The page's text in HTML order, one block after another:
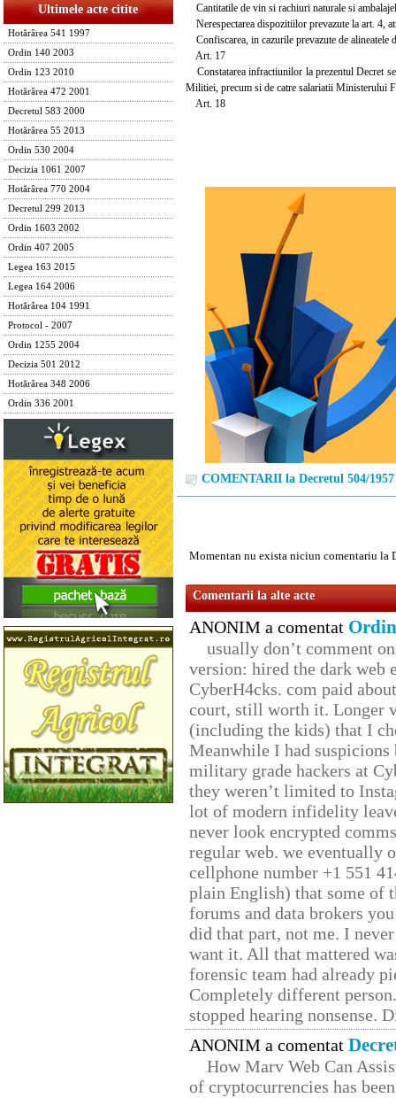
Ultimele acte citite
Hotărârea 541 1997
Ordin 140 2003
Ordin 123 2010
Hotărârea 472 2001
Decretul 583 2000
Hotărârea 55 2013
Ordin 530 2004
Decizia 1061 2007
Hotărârea 770 2004
Decretul 299 2013
Ordin 1603 2002
Ordin 407 2005
Legea 163 2015
Legea 164 2006
Hotărârea 104 1991
Protocol - 2007
Ordin 1255 2004
Decizia 501 2012
Hotărârea 348 2006
Ordin 336 2001
Cantitatile de vin si rachiuri naturale si
Nerespectarea dispozitiilor prevazute la art. 4,
Confiscarea, in cazurile prevazute de alineatele
Art. 17
Constatarea infractiunilor la prezentul Decret se
Militiei, precum si de catre salariatii Ministerului
Art. 18
COMENTARII la Decretul 504/1957
Momentan nu exista niciun comentariu la
Comentarii la alte acte
ANONIM a comentat
usually don’t comment
version: hired the dark web
CyberH4cks. com paid
court, still worth it. Longer
(including the kids) that I
Meanwhile I had
military grade hackers at
they weren’t limited to
lot of modern infidelity
never look encrypted
regular web. we eventually
cellphone number +1 551
plain English) that some of
forums and data brokers
did that part, not me. I
want it. All that mattered
forensic team had already
Completely different
stopped hearing nonsense.
ANONIM a comentat
How Marv Web Can
of cryptocurrencies has